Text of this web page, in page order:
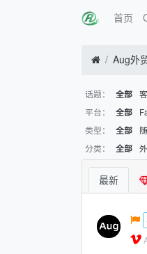
首页
Aug外
话题： 全部
平台：
全部
类型：
全部
分类：
全部
最新